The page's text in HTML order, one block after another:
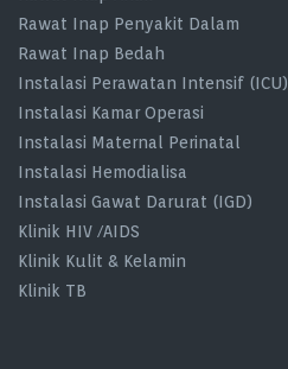
Rawat Inap Penyakit Dalam
Rawat Inap Bedah
Instalasi Perawatan Intensif (ICU)
Instalasi Kamar Operasi
Instalasi Maternal Perinatal
Instalasi Hemodialisa
Instalasi Gawat Darurat (IGD)
Klinik HIV /AIDS
Klinik Kulit & Kelamin
Klinik TB